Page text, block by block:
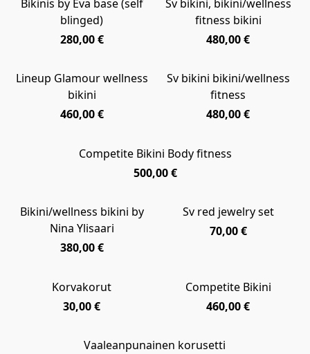
NEW
Bikinis by Eva base (self
blinged)
280,00 €
NEW
Sv bikini, bikini/wellness
fitness bikini
480,00 €
NEW
Lineup Glamour wellness
bikini
460,00 €
NEW
Sv bikini bikini/wellness
fitness
480,00 €
Competite Bikini Body fitness
500,00 €
NEW
Sv red jewelry set
70,00 €
NEW
Bikini/wellness bikini by
Nina Ylisaari
380,00 €
Competite Bikini
460,00 €
Korvakorut
30,00 €
Vaaleanpunainen korusetti